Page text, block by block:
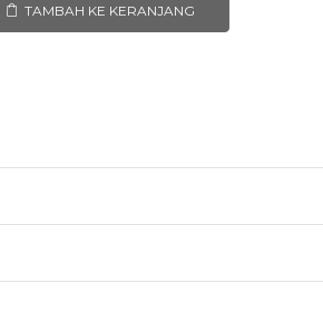
TAMBAH KE KERANJANG